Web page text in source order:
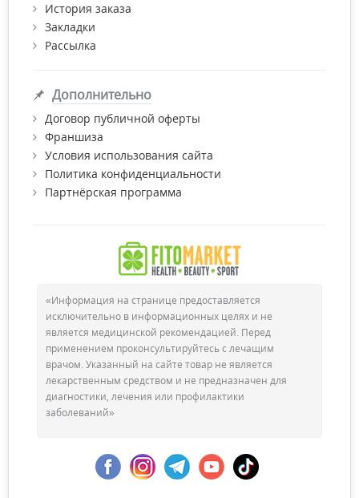
детские, с заботой о первых зубах.
Как правильно использовать
ополаскиватель?
Существует ряд правил, по которым проводится полоскание
ротовой полости, чтобы избежать негативного влияния этой
процедуры. Слишком частое применение жидкости для
ополаскивания или неграмотный ее выбор может
значительно ухудшить состояние зубов. Итак, вам следует:
Полоскать зубы после чистки зубов, чтобы продлить
В течении 20-30 минут после гигиенических процедур
не рекомендуется употреблять пищу и напитки.
Прежде чем использовать средство, ознакомьтесь с
История заказа
Закладки
Рассылка
Дополнительно
Договор публичной оферты
Франшиза
Условия использования сайта
Политика конфиденциальности
Партнёрская программа
«Информация на странице предоставляется
исключительно в информационных целях и не
является медицинской рекомендацией. Перед
применением проконсультируйтесь с лечащим
врачом. Указанный на сайте товар не является
лекарственным средством и не предназначен для
диагностики, лечения или профилактики
заболеваний»